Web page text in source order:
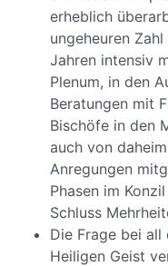
erheblich
ungeheuren
Jahren intensiv
Plenum, in den
Beratungen mit
Bischöfe in den
auch von
Anregungen
Phasen im
Schluss
Die Frage bei all
Heiligen Geist